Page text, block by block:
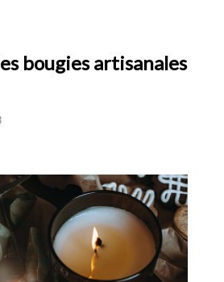
bougies artisanales